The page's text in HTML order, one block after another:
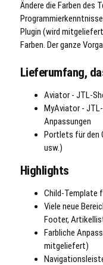
Ändere die Farben des
Plugin (wird
Farben. Der ganze
Lieferumfang,
Aviator - JTL-
MyAviator -
Anpassungen
Portlets für den
usw.)
Highlights
Child-Template
Viele neue
Footer,
Farbliche
mitgeliefert)